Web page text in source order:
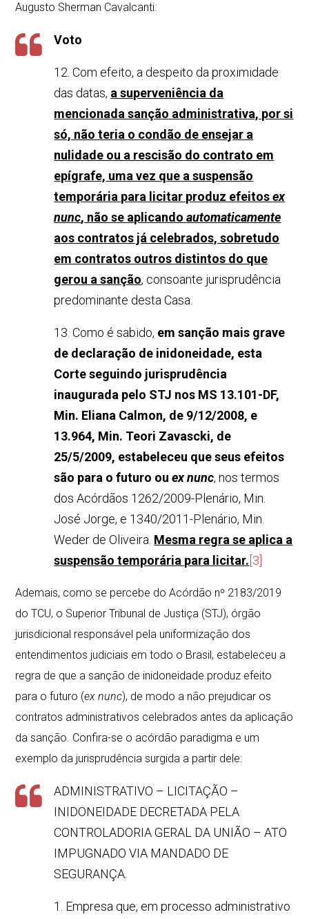
Augusto Sherman Cavalcanti:
Voto
12. Com efeito, a despeito da proximidade
das datas, a superveniência da
mencionada sanção administrativa, por si
só, não teria o condão de ensejar a
nulidade ou a rescisão do contrato em
epígrafe, uma vez que a suspensão
temporária para licitar produz efeitosex
nunc, não se aplicandoautomaticamente
aos contratos já celebrados, sobretudo
em contratos outros distintos do que
gerou a sanção, consoante jurisprudência
predominante desta Casa.
13. Como é sabido, em sanção mais grave
de declaração de inidoneidade, esta
Corte seguindo jurisprudência
inaugurada pelo STJ nos MS 13.101-DF,
Min. Eliana Calmon, de 9/12/2008, e
13.964, Min. Teori Zavascki, de
25/5/2009, estabeleceu que seus efeitos
são para o futuro ouex nunc, nos termos
dos Acórdãos 1262/2009-Plenário, Min.
José Jorge, e 1340/2011-Plenário, Min.
Weder de Oliveira. Mesma regra se aplica a
suspensão temporária para licitar. [3]
Ademais, como se percebe do Acórdão nº 2183/2019
do TCU, o Superior Tribunal de Justiça (STJ), órgão
jurisdicional responsável pela uniformização dos
entendimentos judiciais em todo o Brasil, estabeleceu a
regra de que a sanção de inidoneidade produz efeito
para o futuro (ex nunc), de modo a não prejudicar os
contratos administrativos celebrados antes da aplicação
da sanção. Confira-se o acórdão paradigma e um
exemplo da jurisprudência surgida a partir dele:
ADMINISTRATIVO – LICITAÇÃO –
INIDONEIDADE DECRETADA PELA
CONTROLADORIA GERAL DA UNIÃO – ATO
IMPUGNADO VIA MANDADO DE
SEGURANÇA.
1. Empresa que, em processo administrativo